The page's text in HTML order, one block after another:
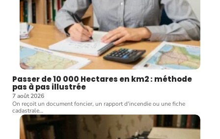
Passer de 10 000 Hectares en km2 : méthode
pas à pas illustrée
7 août 2026
On reçoit un document foncier, un rapport d'incendie ou une fiche
cadastrale…